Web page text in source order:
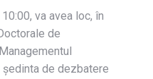
va avea loc, în
de
de dezbatere